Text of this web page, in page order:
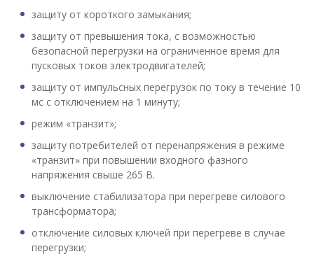
защиту от короткого замыкания;
защиту от превышения тока, с возможностью
безопасной перегрузки на ограниченное время для
пусковых токов электродвигателей;
защиту от импульсных перегрузок по току в течение 10
мс с отключением на 1 минуту;
режим «транзит»;
защиту потребителей от перенапряжения в режиме
«транзит» при повышении входного фазного
напряжения свыше 265 В.
выключение стабилизатора при перегреве силового
трансформатора;
отключение силовых ключей при перегреве в случае
перегрузки;